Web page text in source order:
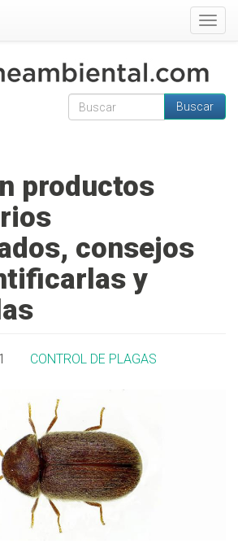
Formulario de
Buscar
productos
consejos
y
CONTROL DE PLAGAS